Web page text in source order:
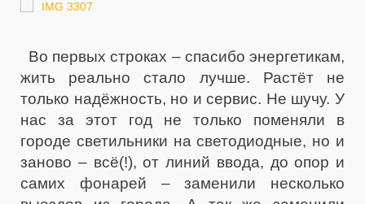
Во первых строках – спасибо энергетикам,
жить реально стало лучше. Растёт не
только надёжность, но и сервис. Не шучу. У
нас за этот год не только поменяли в
городе светильники на светодиодные, но и
заново – всё(!), от линий ввода, до опор и
самих фонарей – заменили несколько